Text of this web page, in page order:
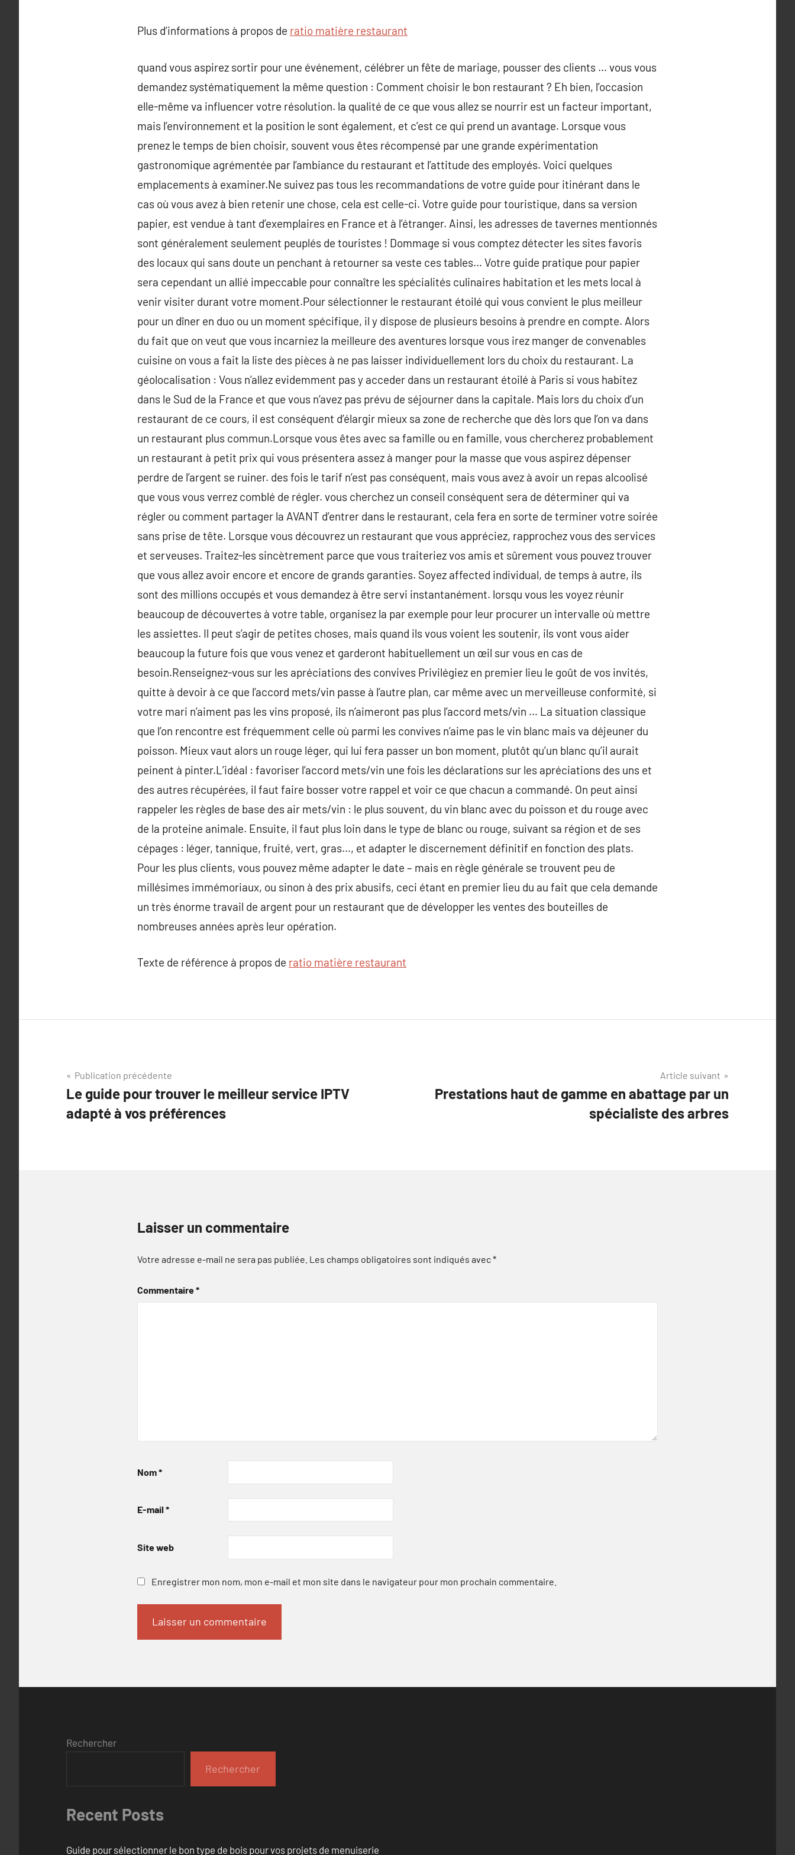
Plus d’informations à propos de ratio matière restaurant
quand vous aspirez sortir pour une événement, célébrer un fête de mariage, pousser des clients … vous vous
demandez systématiquement la même question : Comment choisir le bon restaurant ? Eh bien, l’occasion
elle-même va influencer votre résolution. la qualité de ce que vous allez se nourrir est un facteur important,
mais l’environnement et la position le sont également, et c’est ce qui prend un avantage. Lorsque vous
prenez le temps de bien choisir, souvent vous êtes récompensé par une grande expérimentation
gastronomique agrémentée par l’ambiance du restaurant et l’attitude des employés. Voici quelques
emplacements à examiner.Ne suivez pas tous les recommandations de votre guide pour itinérant dans le
cas où vous avez à bien retenir une chose, cela est celle-ci. Votre guide pour touristique, dans sa version
papier, est vendue à tant d’exemplaires en France et à l’étranger. Ainsi, les adresses de tavernes mentionnés
sont généralement seulement peuplés de touristes ! Dommage si vous comptez détecter les sites favoris
des locaux qui sans doute un penchant à retourner sa veste ces tables… Votre guide pratique pour papier
sera cependant un allié impeccable pour connaître les spécialités culinaires habitation et les mets local à
venir visiter durant votre moment.Pour sélectionner le restaurant étoilé qui vous convient le plus meilleur
pour un dîner en duo ou un moment spécifique, il y dispose de plusieurs besoins à prendre en compte. Alors
du fait que on veut que vous incarniez la meilleure des aventures lorsque vous irez manger de convenables
cuisine on vous a fait la liste des pièces à ne pas laisser individuellement lors du choix du restaurant. La
géolocalisation : Vous n’allez evidemment pas y acceder dans un restaurant étoilé à Paris si vous habitez
dans le Sud de la France et que vous n’avez pas prévu de séjourner dans la capitale. Mais lors du choix d’un
restaurant de ce cours, il est conséquent d’élargir mieux sa zone de recherche que dès lors que l’on va dans
un restaurant plus commun.Lorsque vous êtes avec sa famille ou en famille, vous chercherez probablement
un restaurant à petit prix qui vous présentera assez à manger pour la masse que vous aspirez dépenser
perdre de l’argent se ruiner. des fois le tarif n’est pas conséquent, mais vous avez à avoir un repas alcoolisé
que vous vous verrez comblé de régler. vous cherchez un conseil conséquent sera de déterminer qui va
régler ou comment partager la AVANT d’entrer dans le restaurant, cela fera en sorte de terminer votre soirée
sans prise de tête. Lorsque vous découvrez un restaurant que vous appréciez, rapprochez vous des services
et serveuses. Traitez-les sincètrement parce que vous traiteriez vos amis et sûrement vous pouvez trouver
que vous allez avoir encore et encore de grands garanties. Soyez affected individual, de temps à autre, ils
sont des millions occupés et vous demandez à être servi instantanément. lorsqu vous les voyez réunir
beaucoup de découvertes à votre table, organisez la par exemple pour leur procurer un intervalle où mettre
les assiettes. Il peut s’agir de petites choses, mais quand ils vous voient les soutenir, ils vont vous aider
beaucoup la future fois que vous venez et garderont habituellement un œil sur vous en cas de
besoin.Renseignez-vous sur les apréciations des convives Privilégiez en premier lieu le goût de vos invités,
quitte à devoir à ce que l’accord mets/vin passe à l’autre plan, car même avec un merveilleuse conformité, si
votre mari n’aiment pas les vins proposé, ils n’aimeront pas plus l’accord mets/vin … La situation classique
que l’on rencontre est fréquemment celle où parmi les convives n’aime pas le vin blanc mais va déjeuner du
poisson. Mieux vaut alors un rouge léger, qui lui fera passer un bon moment, plutôt qu’un blanc qu’il aurait
peinent à pinter.L’idéal : favoriser l’accord mets/vin une fois les déclarations sur les apréciations des uns et
des autres récupérées, il faut faire bosser votre rappel et voir ce que chacun a commandé. On peut ainsi
rappeler les règles de base des air mets/vin : le plus souvent, du vin blanc avec du poisson et du rouge avec
de la proteine animale. Ensuite, il faut plus loin dans le type de blanc ou rouge, suivant sa région et de ses
cépages : léger, tannique, fruité, vert, gras…, et adapter le discernement définitif en fonction des plats.
Pour les plus clients, vous pouvez même adapter le date – mais en règle générale se trouvent peu de
millésimes immémoriaux, ou sinon à des prix abusifs, ceci étant en premier lieu du au fait que cela demande
un très énorme travail de argent pour un restaurant que de développer les ventes des bouteilles de
nombreuses années après leur opération.
Texte de référence à propos de ratio matière restaurant
Navigation
de
l’article
Publication précédente
Le guide pour trouver le meilleur service IPTV
adapté à vos préférences
Article suivant
Prestations haut de gamme en abattage par un
spécialiste des arbres
Laisser un commentaire
Votre adresse e-mail ne sera pas publiée. Les champs obligatoires sont indiqués avec*
Commentaire*
Nom*
E-mail *
Site web
Enregistrer mon nom, mon e-mail et mon site dans le navigateur pour mon prochain commentaire.
Rechercher
Rechercher
Recent Posts
Guide pour sélectionner le bon type de bois pour vos projets de menuiserie